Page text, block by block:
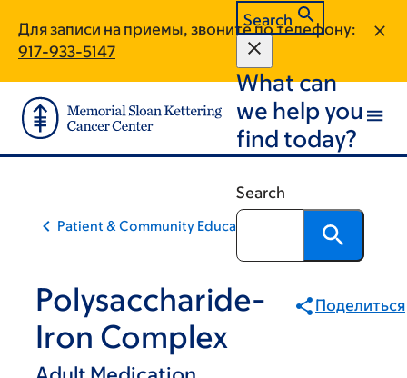
main
content
footer
Для записи на приемы, звоните по телефону:
917-933-5147
Search
What can
we help you
find today?
Search
Patient & Community Education
Polysaccharide-
Iron Complex
Поделиться